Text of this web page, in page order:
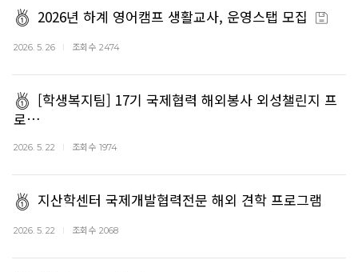
2026년 하계 영어캠프 생활교사, 운영스탭 모집
2026. 5. 26 조회수 2474
[학생복지팀] 17기 국제협력 해외봉사 외성챌린지 프
로…
2026. 5. 22 조회수 1974
지산학센터 국제개발협력전문 해외 견학 프로그램
2026. 5. 22 조회수 2068